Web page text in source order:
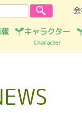
キャラクター
Character